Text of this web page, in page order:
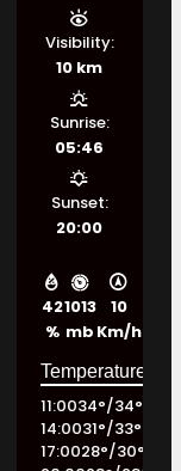
42
%
1013
mb
10
Km/h
Visibility:
10 km
Sunrise:
05:46
Sunset:
20:00
11:0034°/34°
14:0031°/33°
17:0028°/30°